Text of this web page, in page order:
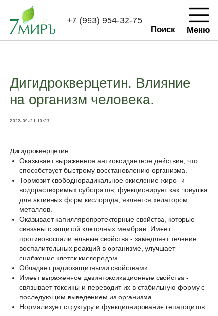
Меню
Поиск
Дигидрокверцетин. Влияние
на организм человека.
2022-09-21 10:37
Дигидрокверцетин
Оказывает выраженное антиоксидантное действие, что
способствует быстрому восстановлению организма.
Тормозит свободнорадикальное окисление жиро- и
водорастворимых субстратов, функционирует как ловушка
для активных форм кислорода, является хелатором
металлов.
Оказывает капилляропротекторные свойства, которые
связаны с защитой клеточных мембран. Имеет
противовоспалительные свойства - замедляет течение
воспалительных реакций в организме, улучшает
снабжение клеток кислородом.
Обладает радиозащитными свойствами.
Имеет выраженное дезинтоксикационные свойства -
связывает токсины и переводит их в стабильную форму с
последующим выведением из организма.
Нормализует структуру и функционирование гепатоцитов.